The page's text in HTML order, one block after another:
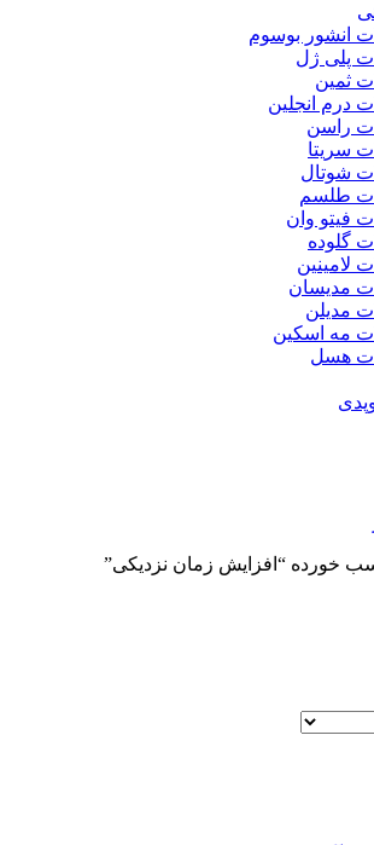
انشور بوسوم
پلی ژل
ثمین
درم انجلین
راسن
سریتا
شوتال
طلسم
فیتو وان
گلوده
لامینین
مدیسان
مدیلن
مه اسکین
هسل
خورده “افزایش زمان نزدیکی”